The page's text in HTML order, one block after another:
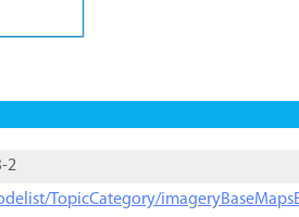
2
TopicCategory/